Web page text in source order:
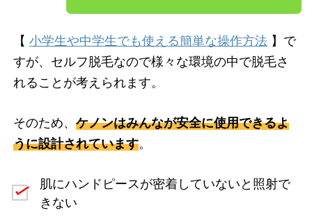
【 小学生や中学生でも使える簡単な操作方法 】で
すが、セルフ脱毛なので様々な環境の中で脱毛さ
れることが考えられます。
そのため、 ケノンはみんなが安全に使用できるよ
うに設計されています。
肌にハンドピースが密着していないと照射で
きない